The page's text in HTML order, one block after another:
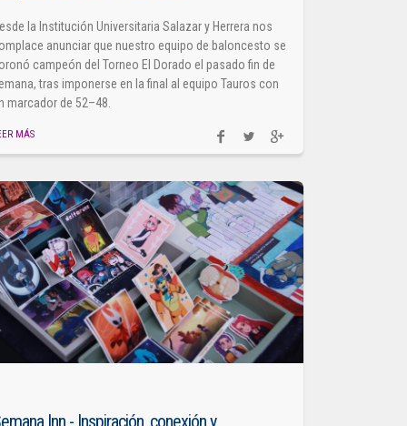
la Institución Universitaria Salazar y Herrera nos
anunciar que nuestro equipo de baloncesto se
campeón del Torneo El Dorado el pasado fin de
tras imponerse en la final al equipo Tauros con
marcador de 52–48.
MÁS
Inn - Inspiración, conexión y